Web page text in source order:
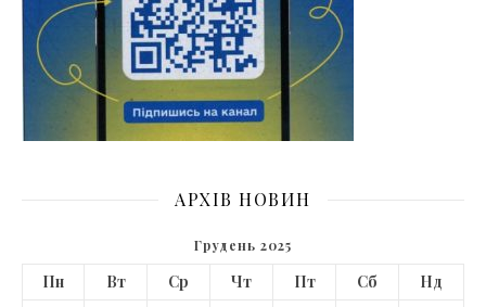
АРХІВ НОВИН
Грудень 2025
Пн Вт Ср Чт Пт Сб
Нд